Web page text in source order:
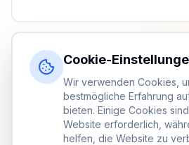
Cookie-
Wir verwenden Cookies,
bestmögliche Erfahrung
bieten. Einige Cookies
Website erforderlich,
helfen, die Website zu